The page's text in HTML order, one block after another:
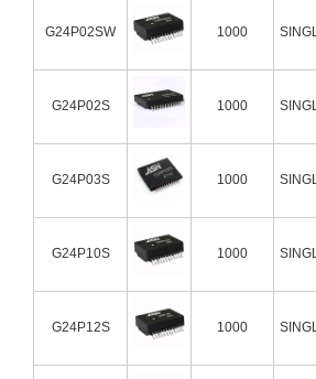
G24P02SW 1000
G24P02S 1000
G24P03S 1000
G24P10S 1000
G24P12S 1000